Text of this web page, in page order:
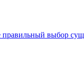
выбор